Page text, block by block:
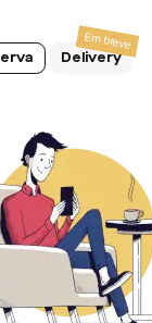
Delivery